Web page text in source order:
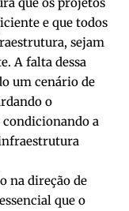
e que todos
sejam
A falta dessa
um cenário de
o
a
na direção de
que o